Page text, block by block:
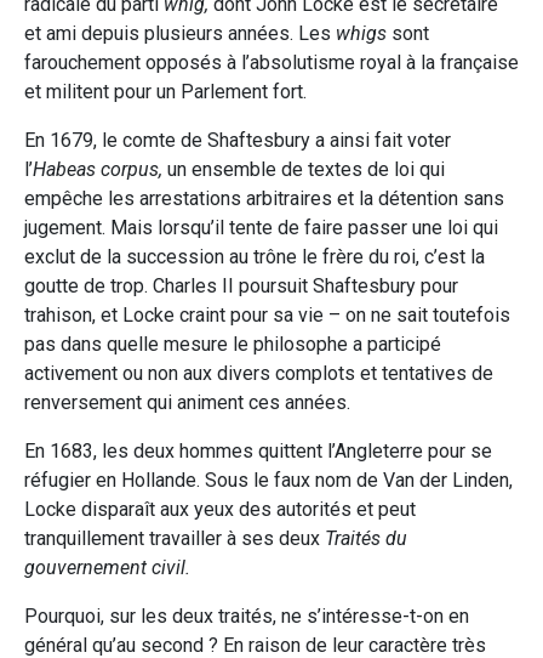
et ami depuis plusieurs années. Les whigs sont
farouchement opposés à l’absolutisme royal à la française
et militent pour un Parlement fort.
En 1679, le comte de Shaftesbury a ainsi fait voter
l’Habeas corpus, un ensemble de textes de loi qui
empêche les arrestations arbitraires et la détention sans
jugement. Mais lorsqu’il tente de faire passer une loi qui
exclut de la succession au trône le frère du roi, c’est la
goutte de trop. Charles II poursuit Shaftesbury pour
trahison, et Locke craint pour sa vie – on ne sait toutefois
pas dans quelle mesure le philosophe a participé
activement ou non aux divers complots et tentatives de
renversement qui animent ces années.
En 1683, les deux hommes quittent l’Angleterre pour se
réfugier en Hollande. Sous le faux nom de Van der Linden,
Locke disparaît aux yeux des autorités et peut
tranquillement travailler à ses deux Traités du
gouvernement civil.
Pourquoi, sur les deux traités, ne s’intéresse-t-on en
général qu’au second ? En raison de leur caractère très